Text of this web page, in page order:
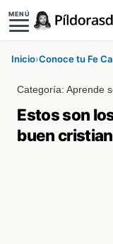
MENÚ
Inicio›Conoce tu Fe
Categoría:Aprende
Estos son
buen